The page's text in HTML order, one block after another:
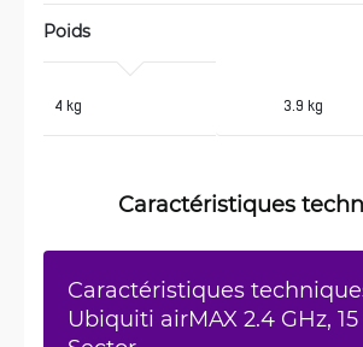
Poids
4 kg 3.9 kg
Caractéristiques
Caractéristiques
Ubiquiti airMAX 2.4 GHz, 15